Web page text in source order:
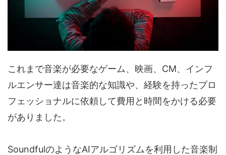
これまで音楽が必要なゲーム、映画、CM、インフ
ルエンサー達は音楽的な知識や、経験を持ったプロ
フェッショナルに依頼して費用と時間をかける必要
がありました。
SoundfulのようなAIアルゴリズムを利用した音楽制